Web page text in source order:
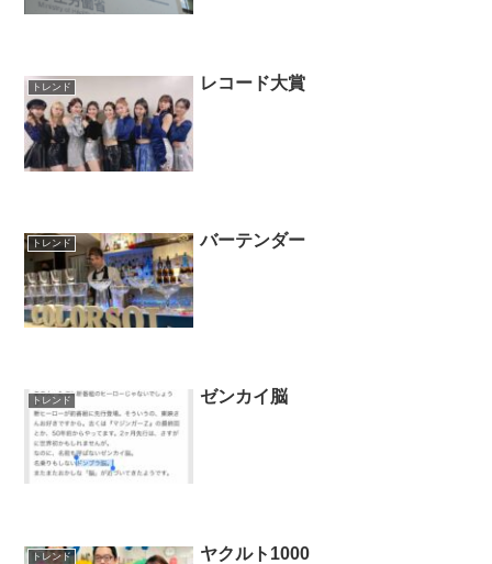
トレンド レコード大賞
トレンド バーテンダー
トレンド ゼンカイ脳
トレンド ヤクルト1000